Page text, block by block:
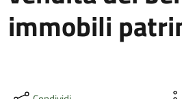
immobili